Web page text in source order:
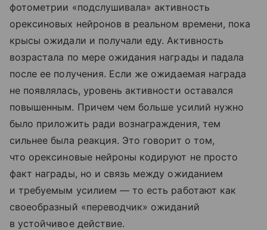
фотометрии «подслушивала» активность
орексиновых нейронов в реальном времени, пока
крысы ожидали и получали еду. Активность
возрастала по мере ожидания награды и падала
после ее получения. Если же ожидаемая награда
не появлялась, уровень активности оставался
повышенным. Причем чем больше усилий нужно
было приложить ради вознаграждения, тем
сильнее была реакция. Это говорит о том,
что орексиновые нейроны кодируют не просто
факт награды, но и связь между ожиданием
и требуемым усилием — то есть работают как
своеобразный «переводчик» ожиданий
в устойчивое действие.